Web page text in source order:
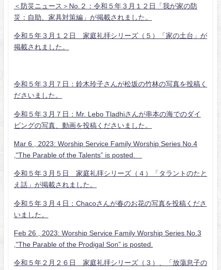
＜防災ニュース＞No.２：令和５年３月１２日「我が家の防
災：自助、家具対策編」が掲載されました。
令和５年３月１２日 家庭礼拝シリーズ（５）「家の土台」が
掲載されました。
令和５年３月７日：鈴木玲子さんが松坂の竹林の写真を投稿く
ださいました。
令和５年３月７日：Mr. Lebo Tladhiさんが串本の海でのダイ
ビングの写真、動画を投稿くださいました。
Mar 6 , 2023: Worship Service Family Worship Series No.4
,"The Parable of the Talents” is posted.
令和５年３月５日 家庭礼拝シリーズ（４）「タラントのたと
え話」が掲載されました。
令和５年３月４日：Chacoさんが春のお花の写真を投稿くださ
いました。
Feb 26 , 2023: Worship Service Family Worship Series No.3
,"The Parable of the Prodigal Son” is posted.
令和５年２月２６日 家庭礼拝シリーズ（３）、「放蕩息子の